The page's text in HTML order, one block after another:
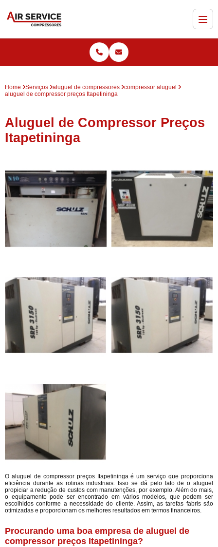
Home Serviços aluguel de compressores
compressor aluguel
aluguel de compressor preços Itapetininga
Aluguel de Compressor Preços
Itapetininga
O aluguel de compressor preços Itapetininga é um serviço que proporciona
eficiência durante as rotinas industriais. Isso se dá pelo fato de o aluguel
propiciar a redução de custos com manutenções, por exemplo. Além do mais,
o equipamento pode ser encontrado em vários modelos, que podem ser
escolhidos conforme a necessidade do cliente. Assim, as tarefas fabris são
otimizadas e proporcionam os melhores resultados em termos financeiros.
Procurando uma boa empresa de aluguel de
compressor preços Itapetininga?